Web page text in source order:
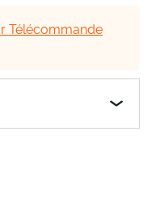
Télécommande